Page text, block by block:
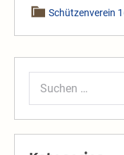
Schützenverein
Suchen